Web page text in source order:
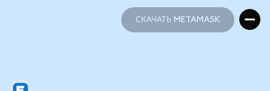
СКАЧАТЬ METAMASK